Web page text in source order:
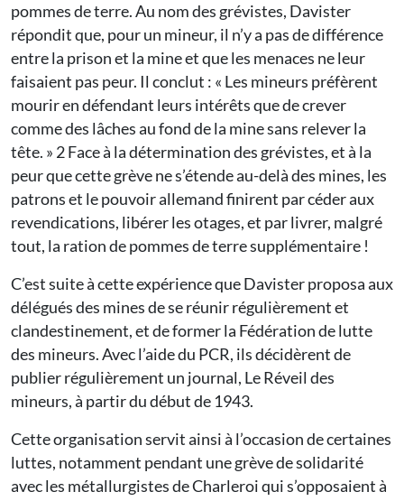
pommes de terre. Au nom des grévistes, Davister
répondit que, pour un mineur, il n’y a pas de différence
entre la prison et la mine et que les menaces ne leur
faisaient pas peur. Il conclut : « Les mineurs préfèrent
mourir en défendant leurs intérêts que de crever
comme des lâches au fond de la mine sans relever la
tête. » 2 Face à la détermination des grévistes, et à la
peur que cette grève ne s’étende au-delà des mines, les
patrons et le pouvoir allemand finirent par céder aux
revendications, libérer les otages, et par livrer, malgré
tout, la ration de pommes de terre supplémentaire !
C’est suite à cette expérience que Davister proposa aux
délégués des mines de se réunir régulièrement et
clandestinement, et de former la Fédération de lutte
des mineurs. Avec l’aide du PCR, ils décidèrent de
publier régulièrement un journal, Le Réveil des
mineurs, à partir du début de 1943.
Cette organisation servit ainsi à l’occasion de certaines
luttes, notamment pendant une grève de solidarité
avec les métallurgistes de Charleroi qui s’opposaient à